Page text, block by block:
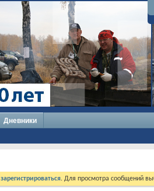
Дневники
зарегистрироваться. Для просмотра сообщений